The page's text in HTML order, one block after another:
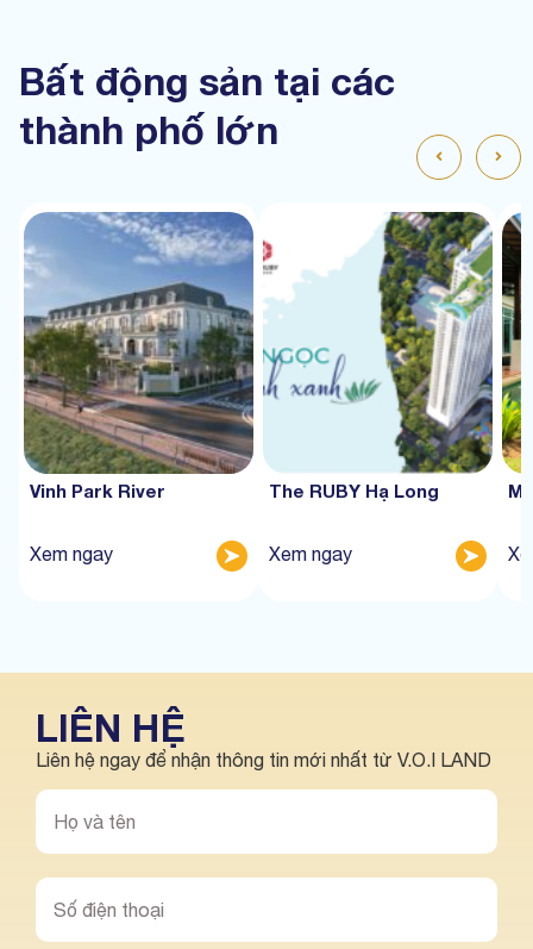
Bất động sản tại các
thành phố lớn
Vinh Park River
Xem ngay
The RUBY Hạ Long
Xem ngay
LIÊN HỆ
Liên hệ ngay để nhận thông tin mới nhất từ V.O.I LAND